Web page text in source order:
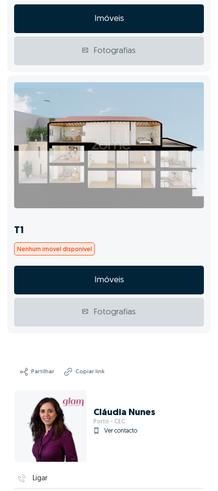
Imóveis
Fotografias
T1
Nenhum imóvel disponível
Imóveis
Fotografias
Partilhar Copiar link
Cláudia Nunes
Porto - CEC
Ver contacto
Ligar